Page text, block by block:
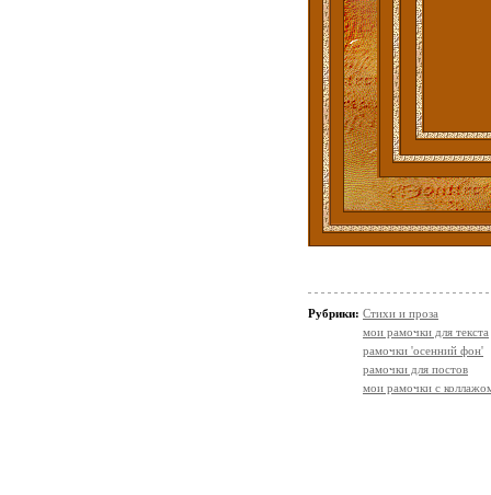
Рубрики: Стихи и проза
мои рамочки для текста
рамочки 'осенний фон'
рамочки для постов
мои рамочки с